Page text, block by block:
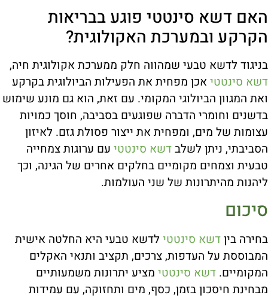
האם דשא סינטטי פוגע בבריאות
הקרקע ובמערכת האקולוגית?
בניגוד לדשא טבעי שמהווה חלק ממערכת אקולוגית חיה,
דשא סינטטי אכן מפחית את הפעילות הביולוגית בקרקע
ואת המגוון הביולוגי המקומי. עם זאת, הוא גם מונע שימוש
בדשנים וחומרי הדברה שפוגעים בסביבה, חוסך כמויות
עצומות של מים, ומפחית את ייצור פסולת גזם. לאיזון
הסביבתי, ניתן לשלבדשא סינטטי עם ערוגות צמחייה
טבעית וצמחים מקומיים בחלקים אחרים של הגינה, וכך
ליהנות מהיתרונות של שני העולמות.
סיכום
בחירה ביןדשא סינטטי לדשא טבעי היא החלטה אישית
המבוססת על העדפות, צרכים, תקציב ותנאי האקלים
המקומיים. דשא סינטטי מציע יתרונות משמעותיים
מבחינת חיסכון בזמן, כסף, מים ותחזוקה, עם עמידות